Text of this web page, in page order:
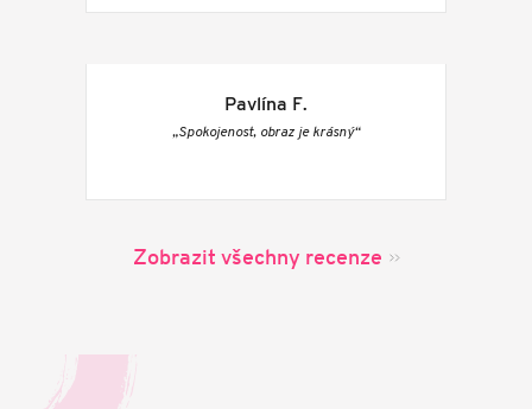
Pavlína F.
„Spokojenost, obraz je krásný“
Zobrazit všechny recenze